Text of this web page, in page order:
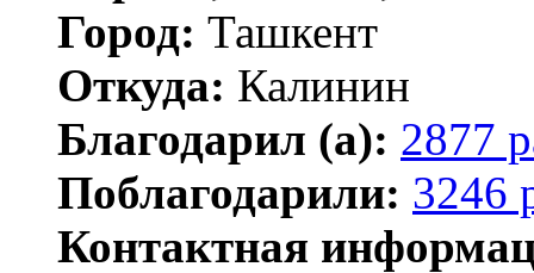
Город: Ташкент
Откуда: Калинин
Благодарил (а): 2877
Поблагодарили: 3246
Контактная